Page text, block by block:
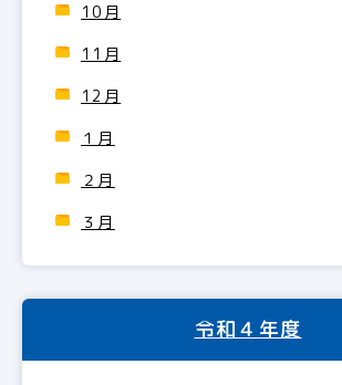
10月
11月
12月
１月
２月
３月
令和４年度